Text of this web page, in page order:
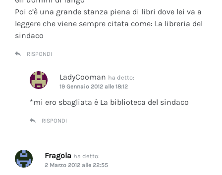
Poi c’è una grande stanza piena di libri dove lei va a
leggere che viene sempre citata come: La libreria del
sindaco
RISPONDI
LadyCooman ha detto:
19 Gennaio 2012 alle 18:12
*mi ero sbagliata è La biblioteca del sindaco
RISPONDI
Fragola ha detto:
2 Marzo 2012 alle 22:55